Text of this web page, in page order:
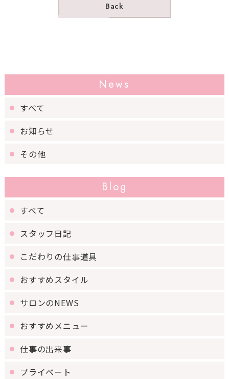
Back
News
すべて
お知らせ
その他
Blog
すべて
スタッフ日記
こだわりの仕事道具
おすすめスタイル
サロンのNEWS
おすすめメニュー
仕事の出来事
プライベート